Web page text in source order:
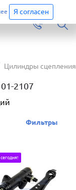
Перейти
Цилиндры сцепления
2107
Фильтры
Я согласен